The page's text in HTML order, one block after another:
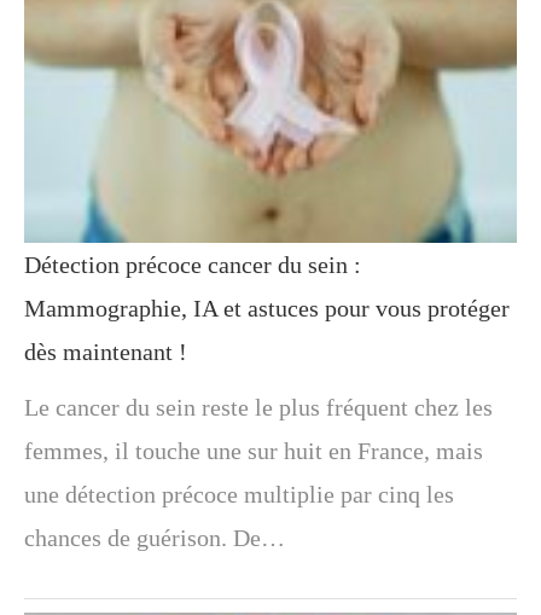
Détection précoce cancer du sein :
Mammographie, IA et astuces pour vous protéger
dès maintenant !
Le cancer du sein reste le plus fréquent chez les
femmes, il touche une sur huit en France, mais
une détection précoce multiplie par cinq les
chances de guérison. De…